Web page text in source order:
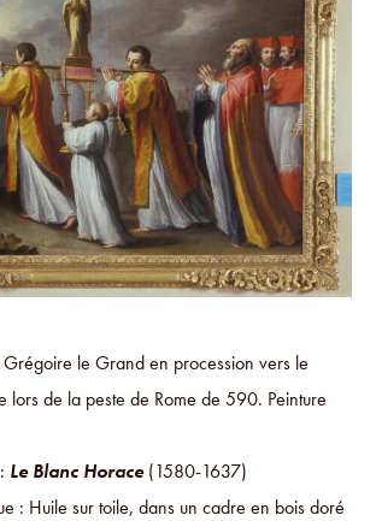
Grégoire le Grand en procession vers le
lors de la peste de Rome de 590. Peinture
Le Blanc Horace(1580-1637)
: Huile sur toile, dans un cadre en bois doré